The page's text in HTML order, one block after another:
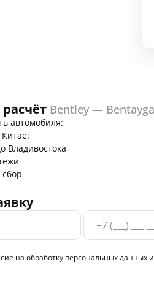
Bentley — Bentayga
автомобиля:
Владивостока
на обработку персональных данных